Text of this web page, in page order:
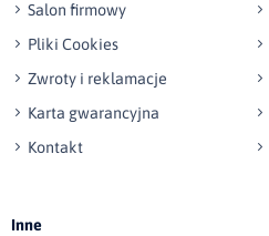
Wyślij opinię
Salon firmowy
Pliki Cookies
Zwroty i reklamacje
Karta gwarancyjna
Kontakt
Inne